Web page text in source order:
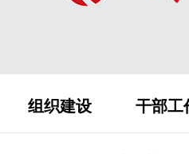
组织建设 干部工